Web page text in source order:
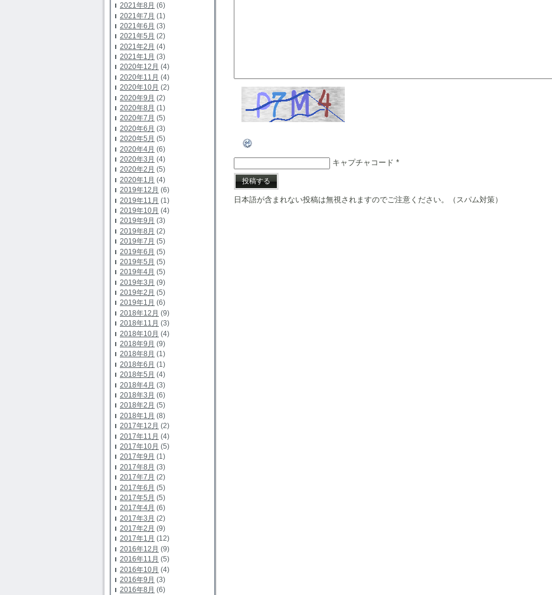
2021年8月 (6)
2021年7月 (1)
2021年6月 (3)
2021年5月 (2)
2021年2月 (4)
2021年1月 (3)
2020年12月 (4)
2020年11月 (4)
2020年10月 (2)
2020年9月 (2)
2020年8月 (1)
2020年7月 (5)
2020年6月 (3)
2020年5月 (5)
2020年4月 (6)
2020年3月 (4)
2020年2月 (5)
2020年1月 (4)
2019年12月 (6)
2019年11月 (1)
2019年10月 (4)
2019年9月 (3)
2019年8月 (2)
2019年7月 (5)
2019年6月 (5)
2019年5月 (5)
2019年4月 (5)
2019年3月 (9)
2019年2月 (5)
2019年1月 (6)
2018年12月 (9)
2018年11月 (3)
2018年10月 (4)
2018年9月 (9)
2018年8月 (1)
2018年6月 (1)
2018年5月 (4)
2018年4月 (3)
2018年3月 (6)
2018年2月 (5)
2018年1月 (8)
2017年12月 (2)
2017年11月 (4)
2017年10月 (5)
2017年9月 (1)
2017年8月 (3)
2017年7月 (2)
2017年6月 (5)
2017年5月 (5)
2017年4月 (6)
2017年3月 (2)
2017年2月 (9)
2017年1月 (12)
2016年12月 (9)
2016年11月 (5)
2016年10月 (4)
2016年9月 (3)
2016年8月 (6)
キャプチャコード *
日本語が含まれない投稿は無視されますのでご注意ください。（スパム対策）